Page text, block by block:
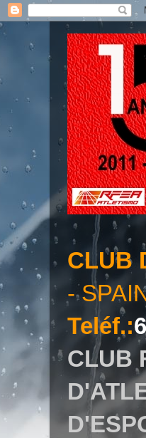
CLUB
-
Teléf.:
CLUB